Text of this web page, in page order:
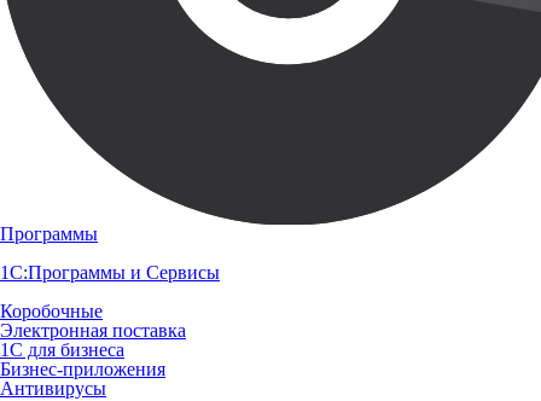
Программы
1С:Программы и Сервисы
Коробочные
Электронная поставка
1С для бизнеса
Бизнес-приложения
Антивирусы